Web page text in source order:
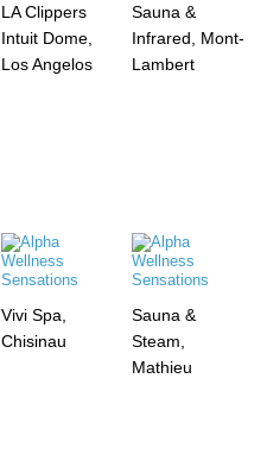
LA Clippers
Intuit Dome,
Los Angelos
Sauna &
Infrared, Mont-
Lambert
Vivi Spa,
Chisinau
Sauna &
Steam,
Mathieu